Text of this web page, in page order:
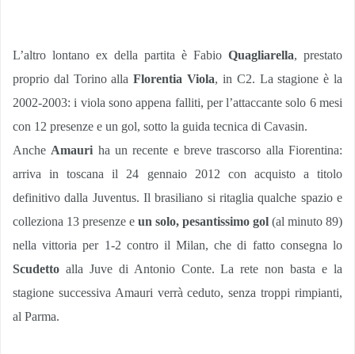
L’altro lontano ex della partita è Fabio Quagliarella, prestato
proprio dal Torino allaFlorentia Viola, in C2. La stagione è la
2002-2003: i viola sono appena falliti, per l’attaccante solo 6 mesi
con 12 presenze e un gol, sotto la guida tecnica di Cavasin.
AncheAmauri ha un recente e breve trascorso alla Fiorentina:
arriva in toscana il 24 gennaio 2012 con acquisto a titolo
definitivo dalla Juventus. Il brasiliano si ritaglia qualche spazio e
colleziona 13 presenze e un solo, pesantissimo gol (al minuto 89)
nella vittoria per 1-2 contro il Milan, che di fatto consegna lo
Scudetto alla Juve di Antonio Conte. La rete non basta e la
stagione successiva Amauri verrà ceduto, senza troppi rimpianti,
al Parma.